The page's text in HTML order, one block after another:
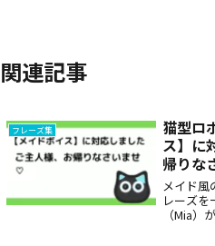
関連記事
フレーズ集
猫型ロ
ス】に
帰りな
メイド風
レーズ
（Mia）